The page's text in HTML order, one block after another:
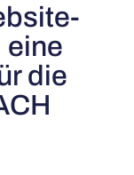
eine
die